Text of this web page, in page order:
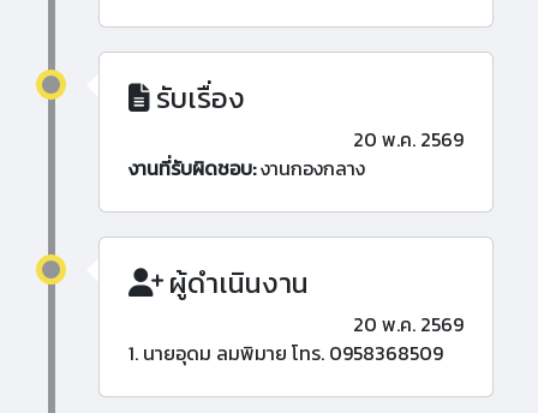
รับเรื่อง
20 พ.ค. 2569
งานที่รับผิดชอบ:งานกองกลาง
ผู้ดำเนินงาน
20 พ.ค. 2569
1. นายอุดม ลมพิมาย โทร. 0958368509